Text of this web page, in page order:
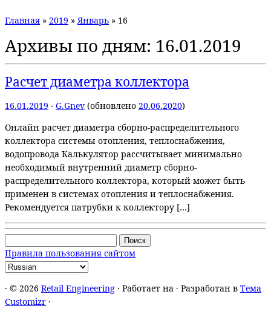
Главная » 2019 » Январь » 16
Архивы по дням: 16.01.2019
Расчет диаметра коллектора
16.01.2019 - G.Gnev (обновлено 20.06.2020)
Онлайн расчет диаметра сборно-распределительного
коллектора системы отопления, теплоснабжения,
водопровода Калькулятор рассчитывает минимально
необходимый внутренний диаметр сборно-
распределительного коллектора, который может быть
применен в системах отопления и теплоснабжения.
Рекомендуется патрубки к коллектору […]
Правила пользования сайтом
· © 2026 Retail Engineering · Работает на · Разработан в Тема
Customizr ·